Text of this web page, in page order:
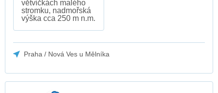
větvičkách malého
stromku, nadmořská
výška cca 250 m n.m.
Praha / Nová Ves u Mělníka